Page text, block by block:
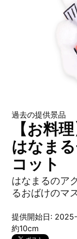
過去の提供景品
【お料
はなま
コット
はなまるのア
るおばけのマ
提供開始日:
約10cm